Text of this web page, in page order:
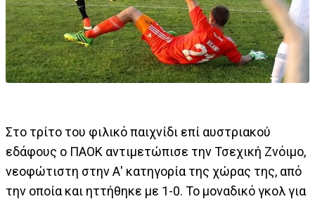
Στο τρίτο του φιλικό παιχνίδι επί αυστριακού
εδάφους ο ΠΑΟΚ αντιμετώπισε την Τσεχική Ζνόιμο,
νεοφώτιστη στην Α' κατηγορία της χώρας της, από
την οποία και ηττήθηκε με 1-0. Το μοναδικό γκολ για